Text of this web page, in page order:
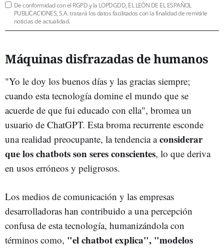
De conformidad con el RGPD y la LOPDGDD, EL LEÓN DE EL ESPAÑOL
PUBLICACIONES, S.A. tratará los datos facilitados con la finalidad de remitirle
noticias de actualidad.
Máquinas disfrazadas de humanos
"Yo le doy los buenos días y las gracias siempre;
cuando esta tecnología domine el mundo que se
acuerde de que fui educado con ella", bromea un
usuario de ChatGPT. Esta broma recurrente esconde
una realidad preocupante, la tendencia aconsiderar
que los chatbots son seres conscientes, lo que deriva
en usos erróneos y peligrosos.
Los medios de comunicación y las empresas
desarrolladoras han contribuido a una percepción
confusa de esta tecnología, humanizándola con
términos como, "el chatbot explica", "modelos